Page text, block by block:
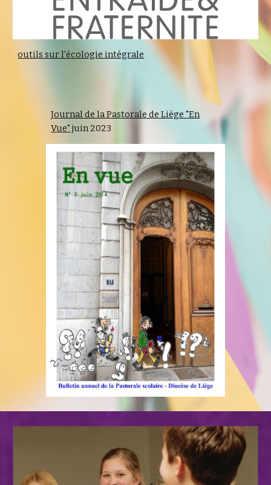
outils sur l'écologie intégrale
Journal de la Pastorale de Liège "En
Vue" juin 2023